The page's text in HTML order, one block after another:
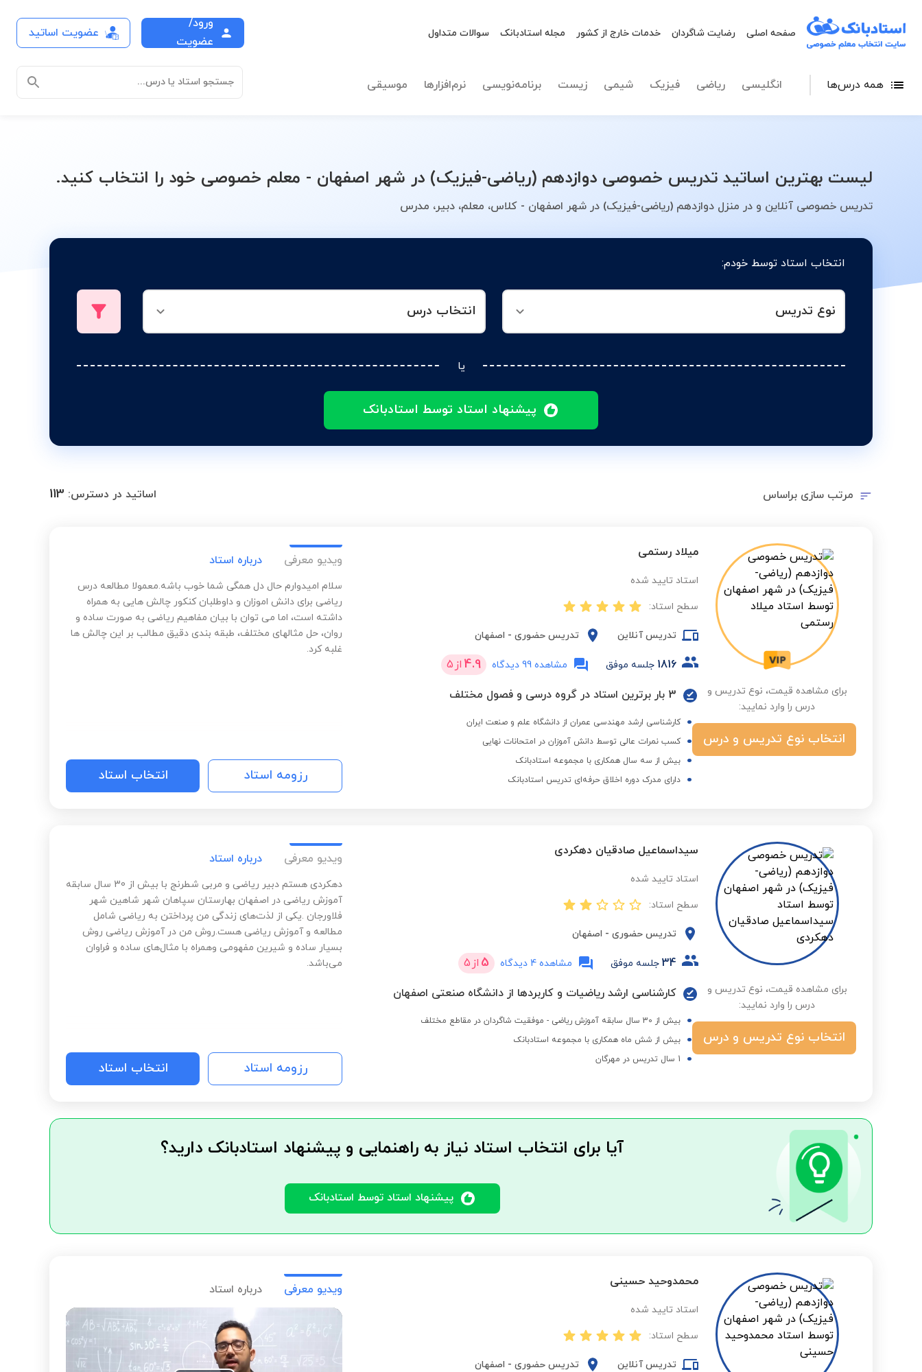
صفحه اصلی رضایت شاگردان خدمات خارج از کشور مجله استادبانک سوالات متداول
ورود/
عضویت
عضویت اساتید
همه درس‌ها انگلیسی ریاضی فیزیک شیمی زیست برنامه‌نویسی نرم‌افزارها موسیقی جستجو استاد یا درس...
لیست بهترین اساتید تدریس خصوصی دوازدهم (ریاضی-فیزیک) در شهر اصفهان - معلم خصوصی خود را انتخاب کنید.
تدریس خصوصی آنلاین و در منزل دوازدهم (ریاضی-فیزیک) در شهر اصفهان - کلاس، معلم، دبیر، مدرس
انتخاب استاد توسط خودم:
نوع تدریس انتخاب درس
یا
پیشنهاد استاد توسط استادبانک
نوع تدریس
مرتب سازی براساس اساتید در دسترس: 113
برای مشاهده قیمت، نوع تدریس و
درس را وارد نمایید:
انتخاب نوع تدریس و درس
میلاد رستمی
استاد تایید شده
سطح استاد:
تدریس آنلاین تدریس حضوری - اصفهان
1816 جلسه موفق مشاهده 99 دیدگاه 4.9 از 5
3 بار برترین استاد در گروه درسی و فصول مختلف
کارشناسی ارشد مهندسی عمران از دانشگاه علم و صنعت ایران
کسب نمرات عالی توسط دانش آموزان در امتحانات نهایی
بیش از سه سال همکاری با مجموعه استادبانک
دارای مدرک دوره اخلاق حرفه‌ای تدریس استادبانک
ویدیو معرفی درباره استاد
سلام امیدوارم حال دل همگی شما خوب باشه.معمولا مطالعه درس
ریاضی برای دانش اموزان و داوطلبان کنکور چالش هایی به همراه
داشته است، اما می توان با بیان مفاهیم ریاضی به صورت ساده و
روان، حل مثالهای مختلف، طبقه بندی دقیق مطالب بر این چالش ها
غلبه کرد.
رزومه استاد انتخاب استاد
برای مشاهده قیمت، نوع تدریس و
درس را وارد نمایید:
انتخاب نوع تدریس و درس
سیداسماعیل صادقیان دهکردی
استاد تایید شده
سطح استاد:
تدریس حضوری - اصفهان
34 جلسه موفق مشاهده 4 دیدگاه 5 از 5
کارشناسی ارشد ریاضیات و کاربردها از دانشگاه صنعتی اصفهان
بیش از 30 سال سابقه آموزش ریاضی - موفقیت شاگردان در مقاطع مختلف
بیش از شش ماه همکاری با مجموعه استادبانک
1 سال تدریس در مهرگان
ویدیو معرفی درباره استاد
دهکردی هستم دبیر ریاضی و مربی شطرنج با بیش از 30 سال سابقه
آموزش ریاضی در اصفهان بهارستان سپاهان شهر شاهین شهر
فلاورجان .یکی از لذت‌های زندگی من پرداختن به ریاضی شامل
مطالعه و آموزش ریاضی هست.روش من در آموزش ریاضی روش
بسیار ساده و شیرین مفهومی وهمراه با مثال‌های ساده و فراوان
می‌باشد.
رزومه استاد انتخاب استاد
آیا برای انتخاب استاد نیاز به راهنمایی و پیشنهاد استادبانک دارید؟
پیشنهاد استاد توسط استادبانک
محمدوحید حسینی‌
استاد تایید شده
سطح استاد:
تدریس آنلاین تدریس حضوری - اصفهان
ویدیو معرفی درباره استاد